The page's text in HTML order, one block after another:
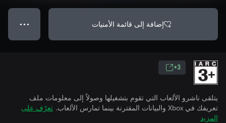
إضافة إلى قائمة الأمنيات ● ● ●
3+
يتلقى ناشرو الألعاب التي تقوم بتشغيلها وصولاً إلى معلومات ملف
تعريفك في Xbox والبيانات المقترنة بينما تمارس الألعاب.
تعرّف على
المزيد